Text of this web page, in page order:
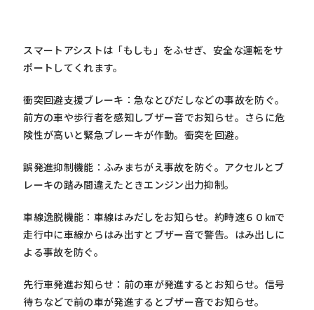
スマートアシストは「もしも」をふせぎ、安全な運転をサ
ポートしてくれます。
衝突回避支援ブレーキ：急なとびだしなどの事故を防ぐ。
前方の車や歩行者を感知しブザー音でお知らせ。さらに危
険性が高いと緊急ブレーキが作動。衝突を回避。
誤発進抑制機能：ふみまちがえ事故を防ぐ。アクセルとブ
レーキの踏み間違えたときエンジン出力抑制。
車線逸脱機能：車線はみだしをお知らせ。約時速６０㎞で
走行中に車線からはみ出すとブザー音で警告。はみ出しに
よる事故を防ぐ。
先行車発進お知らせ：前の車が発進するとお知らせ。信号
待ちなどで前の車が発進するとブザー音でお知らせ。